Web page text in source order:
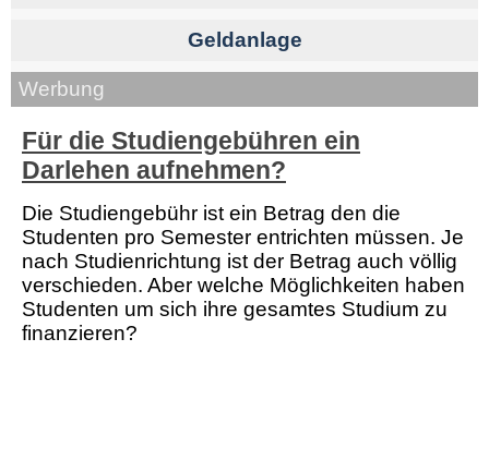
Geldanlage
Werbung
Für die Studiengebühren ein
Darlehen aufnehmen?
Die Studiengebühr ist ein Betrag den die
Studenten pro Semester entrichten müssen. Je
nach Studienrichtung ist der Betrag auch völlig
verschieden. Aber welche Möglichkeiten haben
Studenten um sich ihre gesamtes Studium zu
finanzieren?